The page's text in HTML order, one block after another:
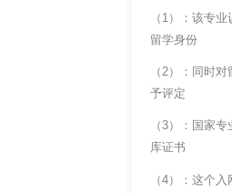
（1）：该专
留学身份
（2）：同时
予评定
（3）：国家
库证书
（4）：这个